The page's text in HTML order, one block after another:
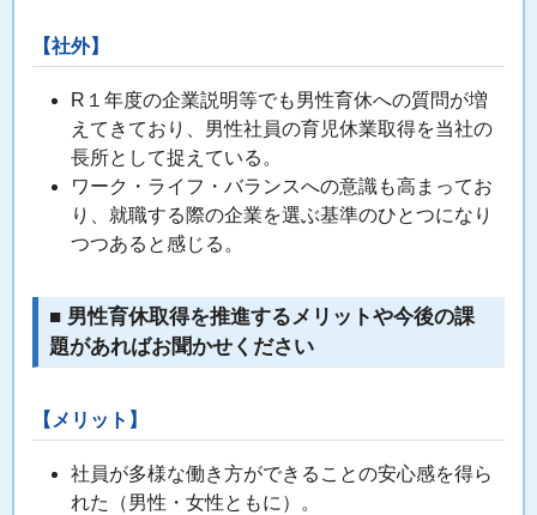
【社外】
R１年度の企業説明等でも男性育休への質問が増
えてきており、男性社員の育児休業取得を当社の
長所として捉えている。
ワーク・ライフ・バランスへの意識も高まってお
り、就職する際の企業を選ぶ基準のひとつになり
つつあると感じる。
■ 男性育休取得を推進するメリットや今後の課
題があればお聞かせください
【メリット】
社員が多様な働き方ができることの安心感を得ら
れた（男性・女性ともに）。